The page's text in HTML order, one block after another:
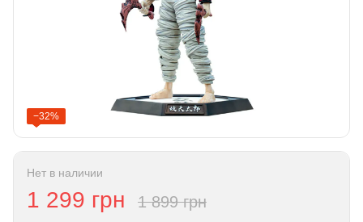
−32%
Нет в наличии
1 299 грн 1 899 грн